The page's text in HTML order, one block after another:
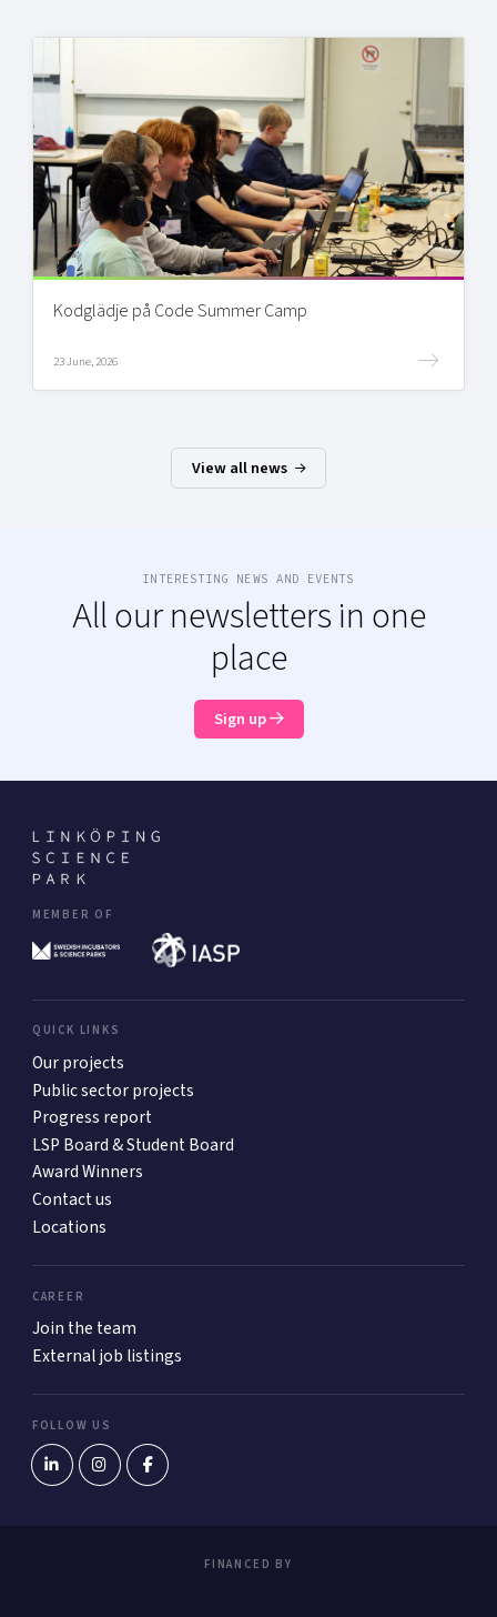
Kodglädje på Code Summer Camp
23 June, 2026
View all news
INTERESTING NEWS AND EVENTS
All our newsletters in one
place
Sign up
MEMBER OF
QUICK LINKS
Our projects
Public sector projects
Progress report
LSP Board & Student Board
Award Winners
Contact us
Locations
CAREER
Join the team
External job listings
FOLLOW US
FINANCED BY